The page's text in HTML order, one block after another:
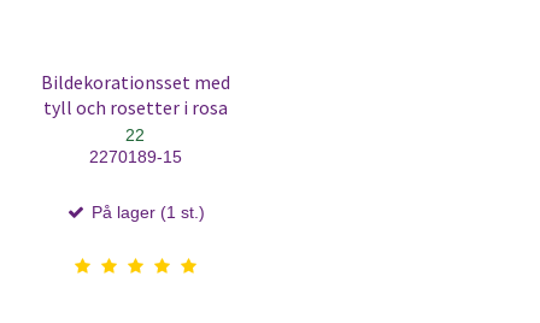
Bildekorationsset med
tyll och rosetter i rosa
22
2270189-15
På lager (1 st.)